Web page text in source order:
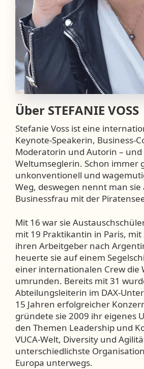
Über STEFANIE VOSS
Stefanie Voss ist eine
Keynote-Speakerin, Business-
Moderatorin und Autorin – und
Weltumseglerin. Schon immer
unkonventionell und
Weg, deswegen nennt man sie
Businessfrau mit der
Mit 16 war sie
mit 19 Praktikantin in Paris, mit
ihren Arbeitgeber nach
heuerte sie auf einem
einer internationalen Crew die
umrunden. Bereits mit 31
Abteilungsleiterin im DAX-
15 Jahren erfolgreicher
gründete sie 2009 ihr eigenes
den Themen Leadership und
VUCA-Welt, Diversity und
unterschiedlichste
Europa unterwegs.